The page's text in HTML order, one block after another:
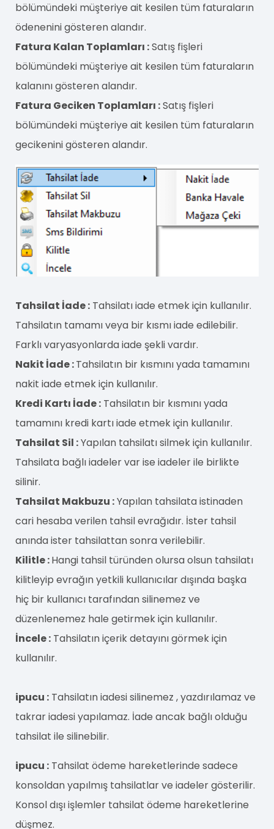
bölümündeki müşteriye ait kesilen tüm faturaların
ödenenini gösteren alandır.
Fatura Kalan Toplamları :Satış fişleri
bölümündeki müşteriye ait kesilen tüm faturaların
kalanını gösteren alandır.
Fatura Geciken Toplamları :Satış fişleri
bölümündeki müşteriye ait kesilen tüm faturaların
gecikenini gösteren alandır.
Tahsilat İade : Tahsilatı iade etmek için kullanılır.
Tahsilatın tamamı veya bir kısmı iade edilebilir.
Farklı varyasyonlarda iade şekli vardır.
Nakit İade :Tahsilatın bir kısmını yada tamamını
nakit iade etmek için kullanılır.
Kredi Kartı İade : Tahsilatın bir kısmını yada
tamamını kredi kartı iade etmek için kullanılır.
Tahsilat Sil :Yapılan tahsilatı silmek için kullanılır.
Tahsilata bağlı iadeler var ise iadeler ile birlikte
silinir.
Tahsilat Makbuzu :Yapılan tahsilata istinaden
cari hesaba verilen tahsil evrağıdır. İster tahsil
anında ister tahsilattan sonra verilebilir.
Kilitle :Hangi tahsil türünden olursa olsun tahsilatı
kilitleyip evrağın yetkili kullanıcılar dışında başka
hiç bir kullanıcı tarafından silinemez ve
düzenlenemez hale getirmek için kullanılır.
İncele : Tahsilatın içerik detayını görmek için
kullanılır.
ipucu : Tahsilatın iadesi silinemez , yazdırılamaz ve
takrar iadesi yapılamaz. İade ancak bağlı olduğu
tahsilat ile silinebilir.
ipucu : Tahsilat ödeme hareketlerinde sadece
konsoldan yapılmış tahsilatlar ve iadeler gösterilir.
Konsol dışı işlemler tahsilat ödeme hareketlerine
düşmez.